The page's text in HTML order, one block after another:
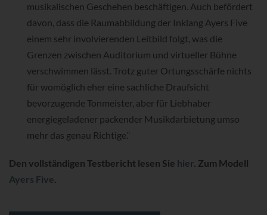
musikalischen Geschehen beschäftigen. Auch befördert
davon, dass die Raumabbildung der Inklang Ayers Five
einem sehr involvierenden Leitbild folgt, was die
Grenzen zwischen Auditorium und virtueller Bühne
verschwimmen lässt. Trotz guter Ortungsschärfe nichts
für womöglich eher eine sachliche Draufsicht
bevorzugende Tonmeister, aber für Liebhaber
energiegeladener packender Musikdarbietung umso
mehr das genau Richtige.“
Den vollständigen Testbericht lesen Sie hier. Zum Modell
Ayers Five.